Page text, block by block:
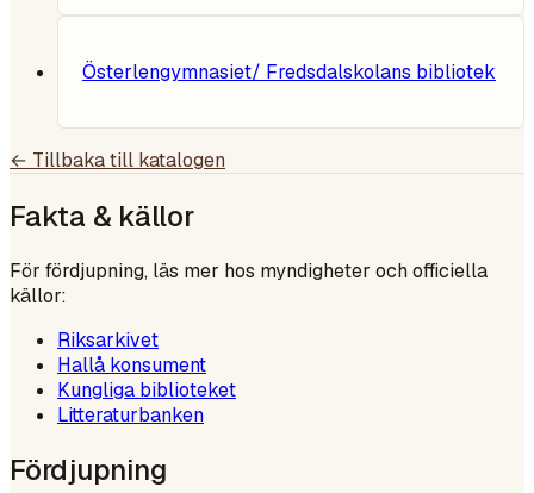
Österlengymnasiet/ Fredsdalskolans bibliotek
← Tillbaka till katalogen
Fakta & källor
För fördjupning, läs mer hos myndigheter och officiella
källor:
Riksarkivet
Hallå konsument
Kungliga biblioteket
Litteraturbanken
Fördjupning